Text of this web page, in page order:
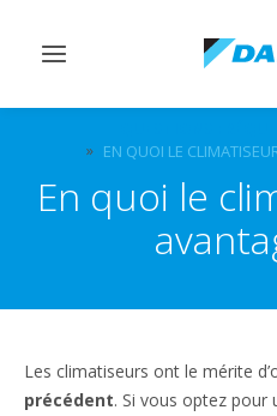
Afficher/masquer
EN QUOI LE
En quoi le
Les climatiseurs ont le mérite
précédent. Si vous optez pour